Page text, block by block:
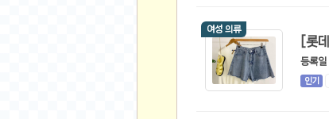
알뜰 쇼핑
해외쇼핑
패션 의류
특가 휴대폰
여성 의류
등록일
인기